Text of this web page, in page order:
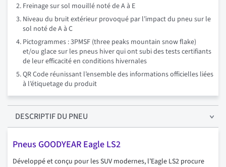
Freinage sur sol mouillé noté de A à E
Niveau du bruit extérieur provoqué par l’impact du pneu sur le
sol noté de A à C
Pictogrammes : 3PMSF (three peaks mountain snow flake)
et/ou glace sur les pneus hiver qui ont subi des tests certifiants
de leur efficacité en conditions hivernales
QR Code réunissant l’ensemble des informations officielles liées
à l’étiquetage du produit
DESCRIPTIFDU PNEU
Pneus GOODYEAR Eagle LS2
Développé et conçu pour les SUV modernes, l’Eagle LS2 procure